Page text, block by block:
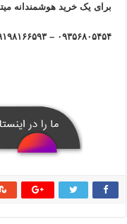
برای یک خرید هوشمندانه
۰۹۳۵۶۸۰۵۴۵۴ – ۰۹۱۹۸۱۶۶۵۹۳